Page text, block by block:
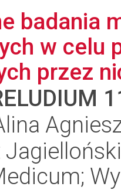
badania
w celu
przez